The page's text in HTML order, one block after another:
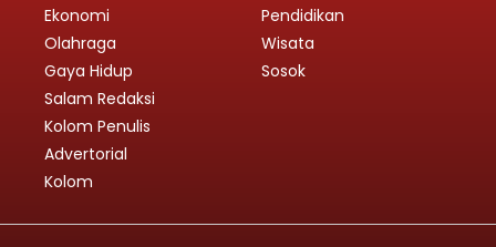
Ekonomi
Olahraga
Gaya Hidup
Pendidikan
Wisata
Sosok
Salam Redaksi
Kolom Penulis
Advertorial
Kolom